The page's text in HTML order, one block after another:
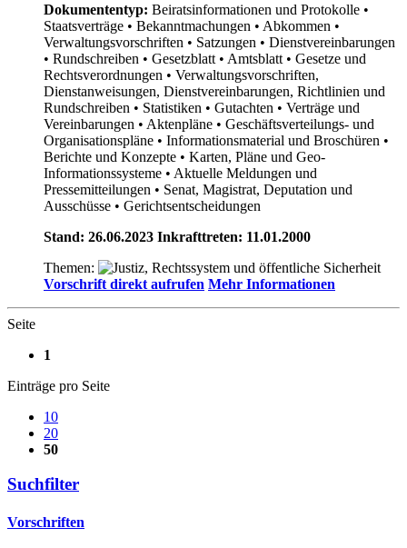
Dokumententyp: Beiratsinformationen und Protokolle •
Staatsverträge • Bekanntmachungen • Abkommen •
Verwaltungsvorschriften • Satzungen • Dienstvereinbarungen
• Rundschreiben • Gesetzblatt • Amtsblatt • Gesetze und
Rechtsverordnungen • Verwaltungsvorschriften,
Dienstanweisungen, Dienstvereinbarungen, Richtlinien und
Rundschreiben • Statistiken • Gutachten • Verträge und
Vereinbarungen • Aktenpläne • Geschäftsverteilungs- und
Organisationspläne • Informationsmaterial und Broschüren •
Berichte und Konzepte • Karten, Pläne und Geo-
Informationssysteme • Aktuelle Meldungen und
Pressemitteilungen • Senat, Magistrat, Deputation und
Ausschüsse • Gerichtsentscheidungen
Stand: 26.06.2023 Inkrafttreten: 11.01.2000
Themen:
Vorschrift direkt aufrufen Mehr Informationen
Seite
1
Einträge pro Seite
10
20
50
Suchfilter
Vorschriften